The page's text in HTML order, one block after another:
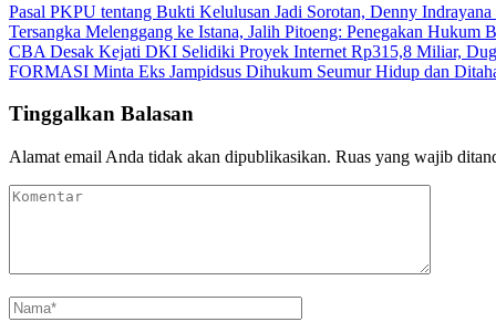
Pasal PKPU tentang Bukti Kelulusan Jadi Sorotan, Denny
Tersangka Melenggang ke Istana, Jalih Pitoeng: Penegakan Hukum
CBA Desak Kejati DKI Selidiki Proyek Internet Rp315,8 Miliar,
FORMASI Minta Eks Jampidsus Dihukum Seumur Hidup dan
Tinggalkan Balasan
Alamat email Anda tidak akan dipublikasikan. Ruas yang wajib